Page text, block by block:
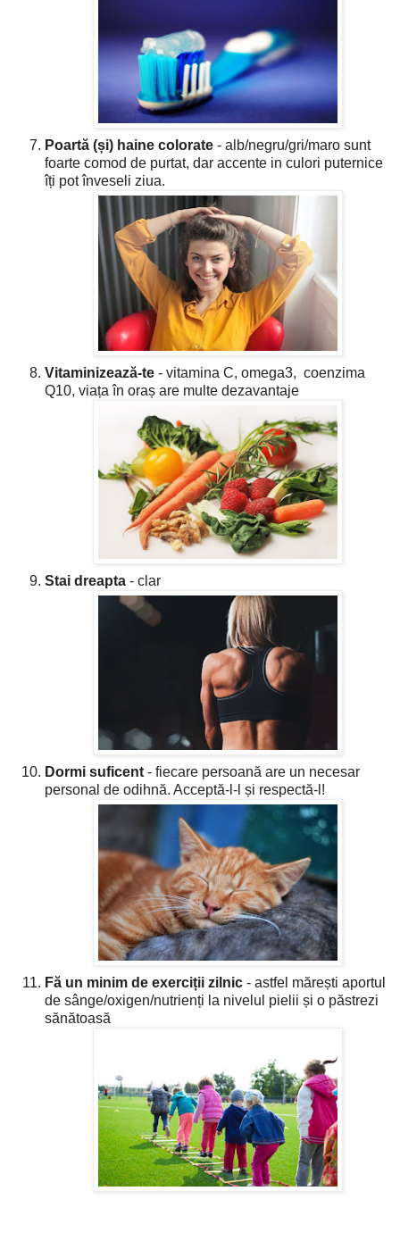
Poartă (și) haine colorate - alb/negru/gri/maro sunt
foarte comod de purtat, dar accente in culori puternice
îți pot înveseli ziua.
Vitaminizează-te - vitamina C, omega3, coenzima
Q10, viața în oraș are multe dezavantaje
Stai dreapta - clar
Dormi suficent - fiecare persoană are un necesar
personal de odihnă. Acceptă-l-l și respectă-l!
Fă un minim de exerciții zilnic - astfel mărești aportul
de sânge/oxigen/nutrienți la nivelul pielii și o păstrezi
sănătoasă